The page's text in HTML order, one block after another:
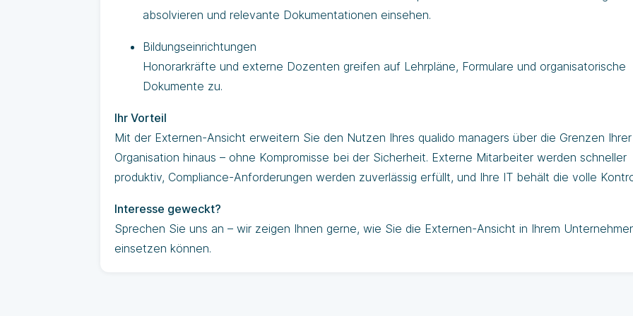
absolvieren und relevante Dokumentationen einsehen.
Bildungseinrichtungen
Honorarkräfte und externe Dozenten greifen auf Lehrpläne, Formulare und organisatorische
Dokumente zu.
Ihr Vorteil
Mit der Externen-Ansicht erweitern Sie den Nutzen Ihres qualido managers über die Grenzen Ihrer
Organisation hinaus – ohne Kompromisse bei der Sicherheit. Externe Mitarbeiter werden schneller
produktiv, Compliance-Anforderungen werden zuverlässig erfüllt, und Ihre IT behält die volle
Interesse geweckt?
Sprechen Sie uns an – wir zeigen Ihnen gerne, wie Sie die Externen-Ansicht in Ihrem
einsetzen können.